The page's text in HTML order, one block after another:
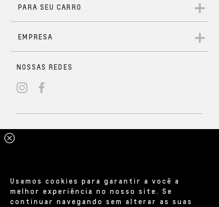
Usamos cookies para garantir a você a
melhor experiência no nosso site. Se
continuar navegando sem alterar as suas